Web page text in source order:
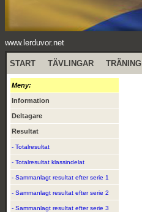
www.lerduvor.net
START TÄVLINGAR TRÄNING
Meny:
Information
Deltagare
Resultat
- Totalresultat
- Totalresultat klassindelat
- Sammanlagt resultat efter serie 1
- Sammanlagt resultat efter serie 2
- Sammanlagt resultat efter serie 3